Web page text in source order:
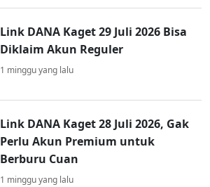
Link DANA Kaget 29 Juli 2026 Bisa
Diklaim Akun Reguler
1 minggu yang lalu
Link DANA Kaget 28 Juli 2026, Gak
Perlu Akun Premium untuk
Berburu Cuan
1 minggu yang lalu